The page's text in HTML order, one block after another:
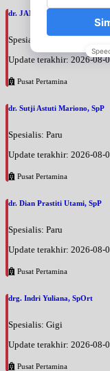
dr. JANUAR HABIBI, SpP
Spesialis: Paru
Update terakhir: 2026-08-
Pusat Pertamina
dr. Sutji Astuti Mariono, SpP
Spesialis: Paru
Update terakhir: 2026-08-
Pusat Pertamina
dr. Dian Prastiti Utami, SpP
Spesialis: Paru
Update terakhir: 2026-08-
Pusat Pertamina
drg. Indri Yuliana, SpOrt
Spesialis: Gigi
Update terakhir: 2026-08-
Pusat Pertamina